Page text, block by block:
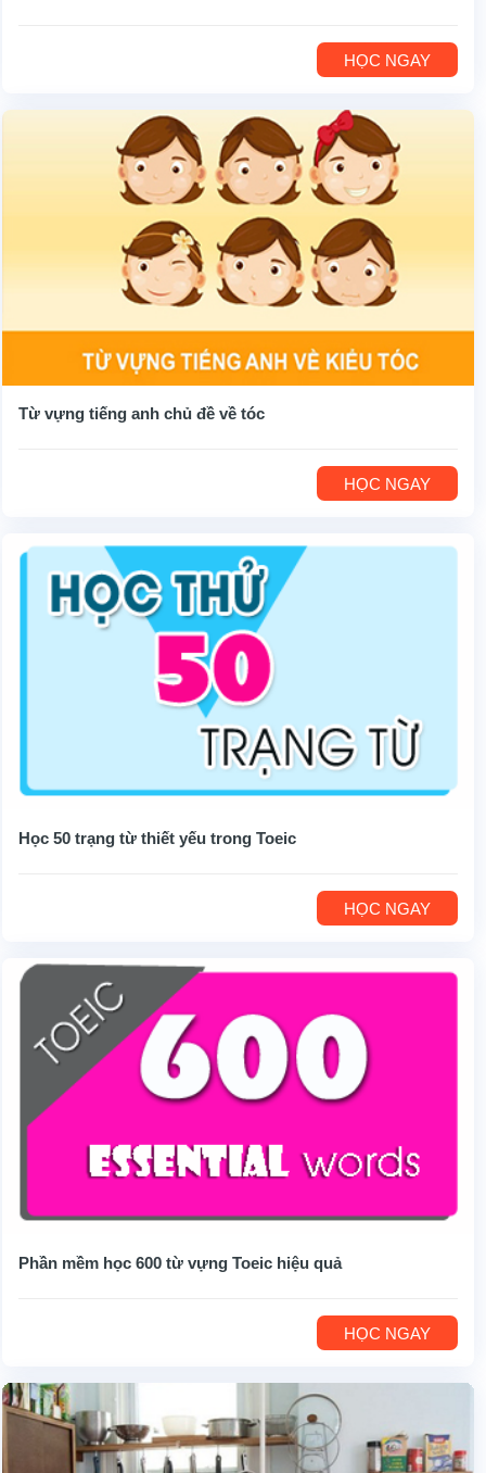
HỌC NGAY
Từ vựng tiếng anh chủ đề về tóc
HỌC NGAY
Học 50 trạng từ thiết yếu trong Toeic
HỌC NGAY
Phần mềm học 600 từ vựng Toeic hiệu quả
HỌC NGAY